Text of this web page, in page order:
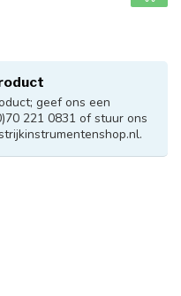
geef ons een
221 0831 of stuur ons
.